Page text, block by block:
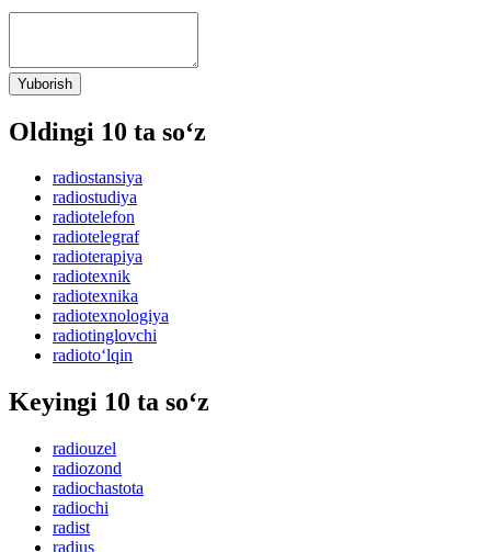
Yuborish
Oldingi 10 ta so‘z
radiostansiya
radiostudiya
radiotelefon
radiotelegraf
radioterapiya
radiotexnik
radiotexnika
radiotexnologiya
radiotinglovchi
radioto‘lqin
Keyingi 10 ta so‘z
radiouzel
radiozond
radiochastota
radiochi
radist
radius